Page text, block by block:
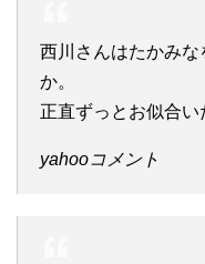
西川さんはたかみ
か。
正直ずっとお似合い
yahooコメント